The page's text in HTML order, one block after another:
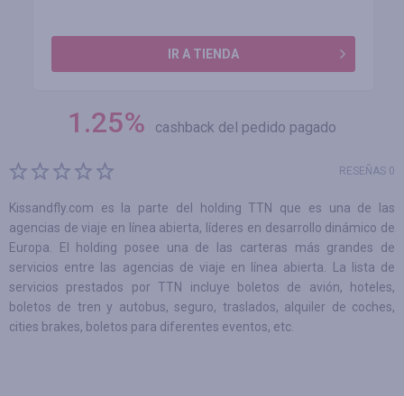
IR A TIENDA
1.25% cashback del pedido pagado
RESEÑAS 0
Kissandfly.com es la parte del holding TTN que es una de las
agencias de viaje en línea abierta, líderes en desarrollo dinámico de
Europa. El holding posee una de las carteras más grandes de
servicios entre las agencias de viaje en línea abierta. La lista de
servicios prestados por TTN incluye boletos de avión, hoteles,
boletos de tren y autobus, seguro, traslados, alquiler de coches,
cities brakes, boletos para diferentes eventos, etc.